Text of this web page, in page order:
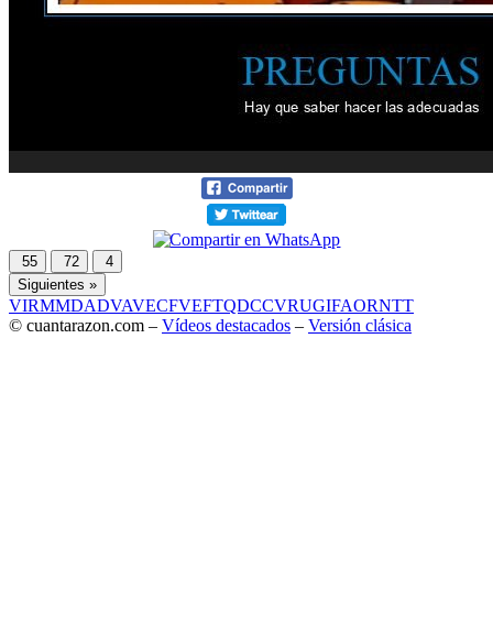
55 72
4
Siguientes »
VIRMMDADVAVECFVEFTQDCCVRUGIFAORNTT
© cuantarazon.com – Vídeos destacados – Versión clásica